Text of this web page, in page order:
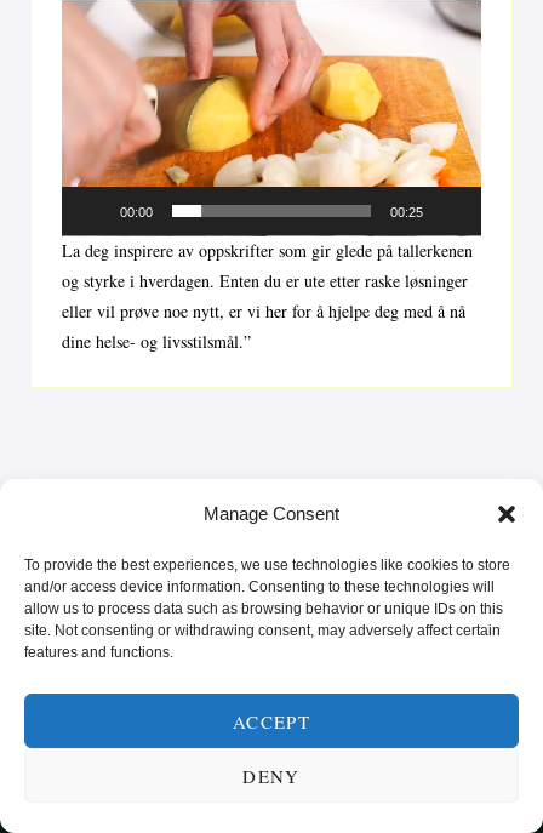
Manage Consent
To provide the best experiences, we use technologies like cookies to store
and/or access device information. Consenting to these technologies will
allow us to process data such as browsing behavior or unique IDs on this
site. Not consenting or withdrawing consent, may adversely affect certain
features and functions.
ACCEPT
DENY
Videoavspiller
00:00 00:25
La deg inspirere av oppskrifter som gir glede på tallerkenen
og styrke i hverdagen. Enten du er ute etter raske løsninger
eller vil prøve noe nytt, er vi her for å hjelpe deg med å nå
dine helse- og livsstilsmål.”
SMARTE MATVALG